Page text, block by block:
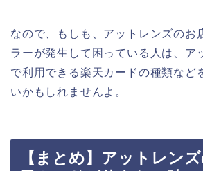
なので、もしも、アットレンズのお
ラーが発生して困っている人は、ア
で利用できる楽天カードの種類など
いかもしれませんよ。
【まとめ】アットレン